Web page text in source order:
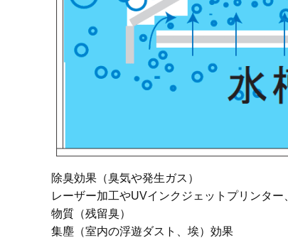
除臭効果（臭気や発生ガス）
レーザー加工やUVインクジェットプリンタ
物質（残留臭）
集塵（室内の浮遊ダスト、埃）効果